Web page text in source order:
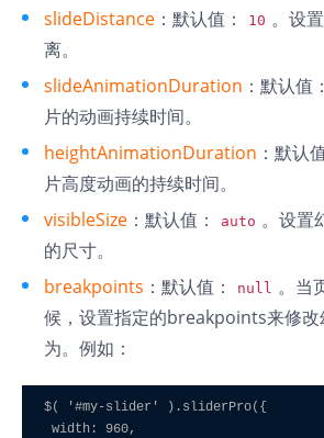
slideDistance ：默认值： 10 。设
离。
slideAnimationDuration ：默认值：
片的动画持续时间。
heightAnimationDuration ：默认
片高度动画的持续时间。
visibleSize ：默认值： auto 。设置
的尺寸。
breakpoints ：默认值： null 。当
候，设置指定的breakpoints来修改
为。例如：
$( '#my-slider' ).sliderPro({
width: 960,